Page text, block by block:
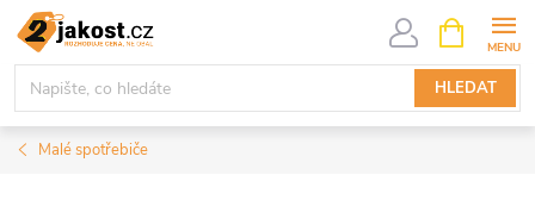
Přejít
obsah
HLEDAT
NÁKUPNÍ
KOŠÍK
Malé spotřebiče